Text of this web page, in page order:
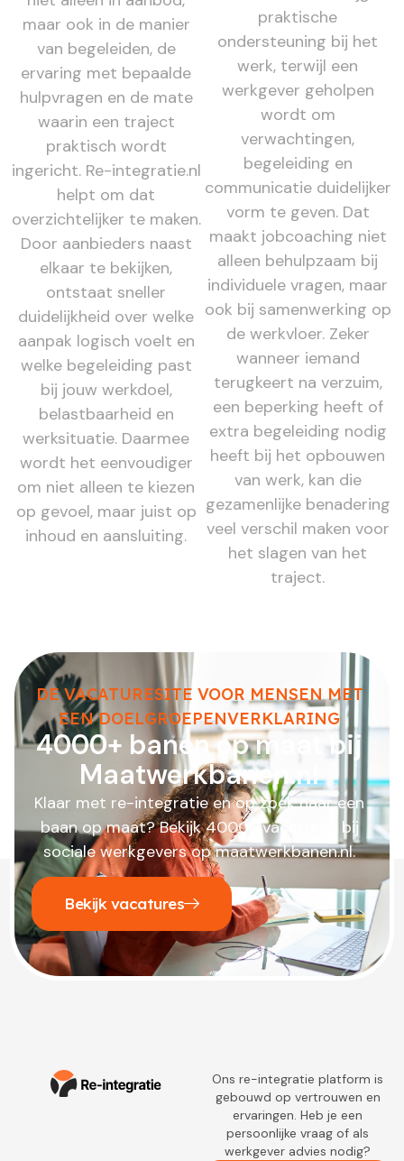
maar ook in de manier
van begeleiden, de
ervaring met bepaalde
hulpvragen en de mate
waarin een traject
praktisch wordt
ingericht. Re-integratie.nl
helpt om dat
overzichtelijker te maken.
Door aanbieders naast
elkaar te bekijken,
ontstaat sneller
duidelijkheid over welke
aanpak logisch voelt en
welke begeleiding past
bij jouw werkdoel,
belastbaarheid en
werksituatie. Daarmee
wordt het eenvoudiger
om niet alleen te kiezen
op gevoel, maar juist op
inhoud en aansluiting.
praktische
ondersteuning bij het
werk, terwijl een
werkgever geholpen
wordt om
verwachtingen,
begeleiding en
communicatie duidelijker
vorm te geven. Dat
maakt jobcoaching niet
alleen behulpzaam bij
individuele vragen, maar
ook bij samenwerking op
de werkvloer. Zeker
wanneer iemand
terugkeert na verzuim,
een beperking heeft of
extra begeleiding nodig
heeft bij het opbouwen
van werk, kan die
gezamenlijke benadering
veel verschil maken voor
het slagen van het
traject.
DE VACATURESITE VOOR MENSEN MET
EEN DOELGROEPENVERKLARING
4000+ banen op maat bij
Maatwerkbanen.nl
Klaar met re-integratie en op zoek naar een
baan op maat? Bekijk 4000+ vacatures bij
sociale werkgevers op maatwerkbanen.nl.
Bekijk vacatures
Ons re-integratie platform is
gebouwd op vertrouwen en
ervaringen. Heb je een
persoonlijke vraag of als
werkgever advies nodig?